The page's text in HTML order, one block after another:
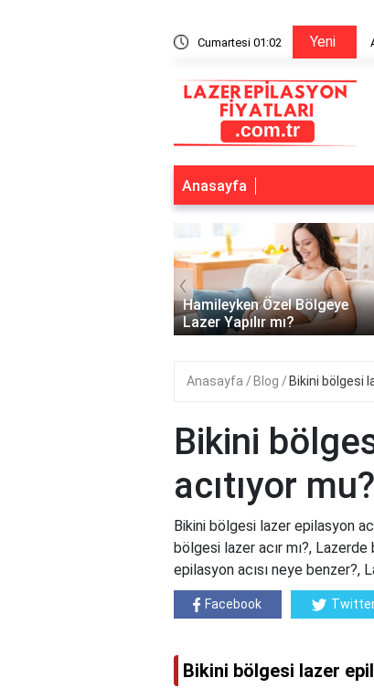
Cumartesi 01:02 Yeni
Anasayfa
Hamileyken Özel Bölgeye
Lazer Yapılır mı?
‹
Anasayfa Blog Bikini bölgesi
Bikini
acıtıyor mu?
Bikini bölgesi lazer epilasyon
bölgesi lazer acır mı?,
epilasyon acısı neye benzer?,
Facebook
Bikini bölgesi lazer